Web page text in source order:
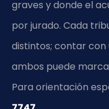
graves y donde el
por jurado. Cada
distintos; contar con
ambos puede
Para orientación